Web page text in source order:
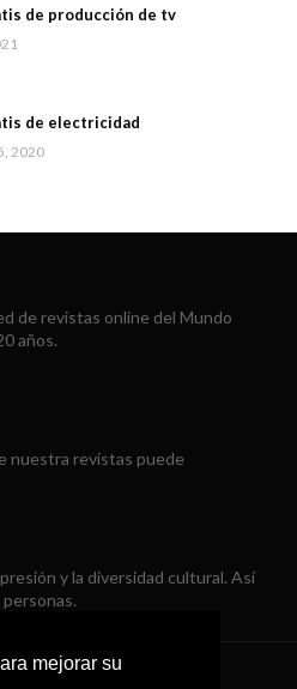
mejorar su
de producción de tv
de electricidad
2020
de revistas online del Mundo
años.
nuestra revistas puede
y la diversidad cultural. Así